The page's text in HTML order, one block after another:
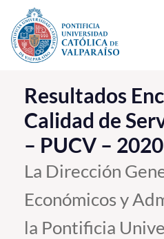
Click acá para ir directamente al
La Universidad
Investigación, Creación e
PUCV Internacional
Vinculación con el Medio
Admisión
Resultados
Calidad de
– PUCV – 2020
La Dirección
Económicos y
la Pontificia